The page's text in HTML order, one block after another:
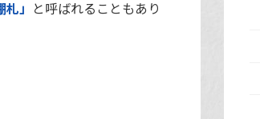
」
と呼ばれることもあり